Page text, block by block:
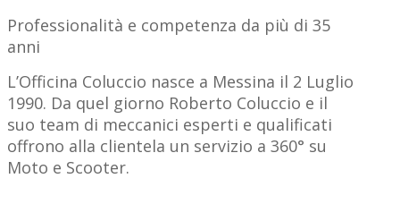
Professionalità e competenza da più di 35
anni
L’Officina Coluccio nasce a Messina il 2 Luglio
1990. Da quel giorno Roberto Coluccio e il
suo team di meccanici esperti e qualificati
offrono alla clientela un servizio a 360° su
Moto e Scooter.